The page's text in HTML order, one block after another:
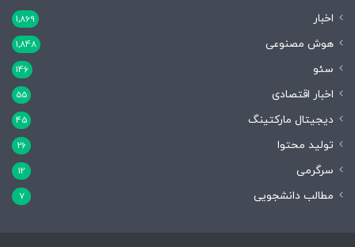
اخبار 1,869
هوش مصنوعی 1,848
سئو 146
اخبار اقتصادی 55
دیجیتال مارکتینگ 45
تولید محتوا 26
سرگرمی 12
مطالب دانشجویی 7